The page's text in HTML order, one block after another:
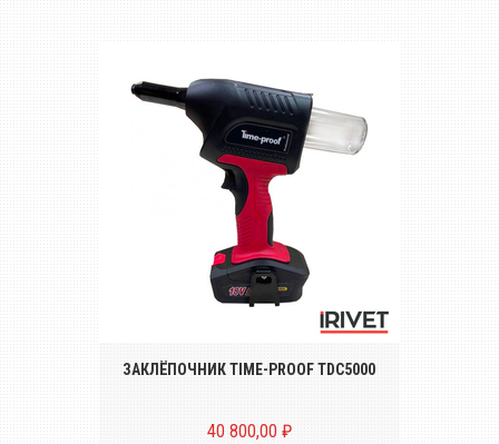
Беспроводной аккумуляторный
инструмент для установки вытяжных
заклёпок диаметром от Ø 2.4 до Ø 5.0 mm
ЗАКЛЁПОЧНИК TIME-PROOF TDC5000
40 800,00 ₽